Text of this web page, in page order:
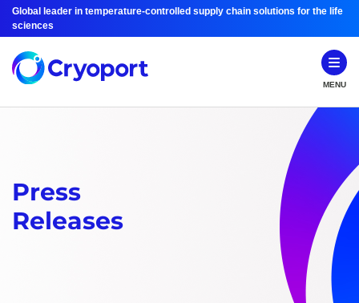
Global leader in temperature-controlled supply chain solutions for the life
sciences
MENU
Press
Releases